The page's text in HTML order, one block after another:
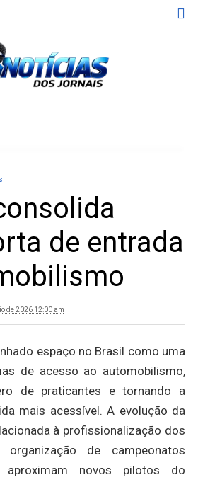
de entrada
de 2026 12:00 am
espaço no Brasil como uma
de acesso ao automobilismo,
de praticantes e tornando a
mais acessível. A evolução da
à profissionalização dos
de campeonatos
aproximam novos pilotos do